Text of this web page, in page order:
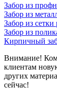
Забор из
Забор из
Забор из
Забор из
Кирпичный
Внимание!
клиентам
других
сейчас!